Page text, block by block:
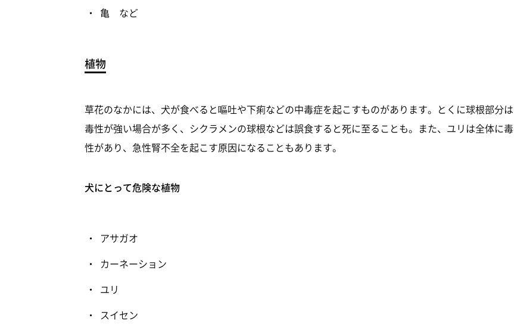
亀 など
植物
草花のなかには、犬が食べると嘔吐や下痢などの中毒症を起こすものがあります。とくに球根部分は
毒性が強い場合が多く、シクラメンの球根などは誤食すると死に至ることも。また、ユリは全体に毒
性があり、急性腎不全を起こす原因になることもあります。
犬にとって危険な植物
アサガオ
カーネーション
ユリ
スイセン